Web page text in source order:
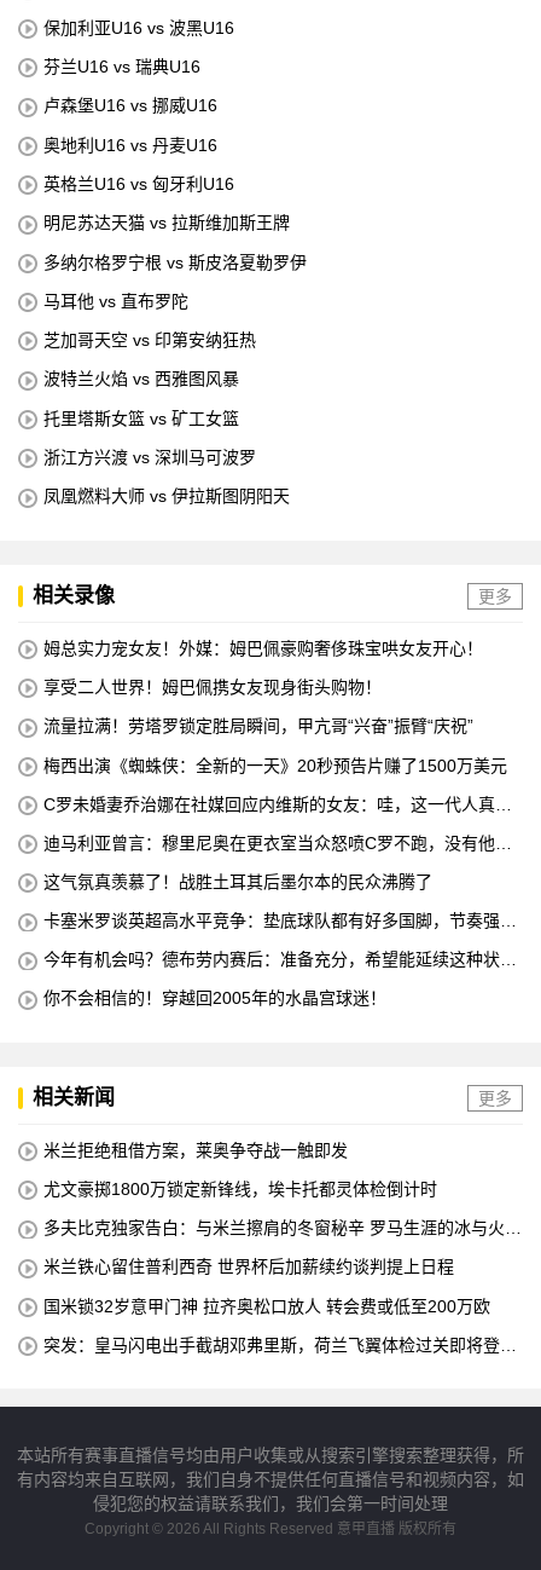
保加利亚U16 vs 波黑U16
芬兰U16 vs 瑞典U16
卢森堡U16 vs 挪威U16
奥地利U16 vs 丹麦U16
英格兰U16 vs 匈牙利U16
明尼苏达天猫 vs 拉斯维加斯王牌
多纳尔格罗宁根 vs 斯皮洛夏勒罗伊
马耳他 vs 直布罗陀
芝加哥天空 vs 印第安纳狂热
波特兰火焰 vs 西雅图风暴
托里塔斯女篮 vs 矿工女篮
浙江方兴渡 vs 深圳马可波罗
凤凰燃料大师 vs 伊拉斯图阴阳天
相关录像 更多
姆总实力宠女友！外媒：姆巴佩豪购奢侈珠宝哄女友开心！
享受二人世界！姆巴佩携女友现身街头购物！
流量拉满！劳塔罗锁定胜局瞬间，甲亢哥“兴奋”振臂“庆祝”
梅西出演《蜘蛛侠：全新的一天》20秒预告片赚了1500万美元
C罗未婚妻乔治娜在社媒回应内维斯的女友：哇，这一代人真劲
迪马利亚曾言：穆里尼奥在更衣室当众怒喷C罗不跑，没有他不
这气氛真羡慕了！战胜土耳其后墨尔本的民众沸腾了
卡塞米罗谈英超高水平竞争：垫底球队都有好多国脚，节奏强度
今年有机会吗？德布劳内赛后：准备充分，希望能延续这种状
你不会相信的！穿越回2005年的水晶宫球迷！
相关新闻 更多
米兰拒绝租借方案，莱奥争夺战一触即发
尤文豪掷1800万锁定新锋线，埃卡托都灵体检倒计时
多夫比克独家告白：与米兰擦肩的冬窗秘辛 罗马生涯的冰与火之
米兰铁心留住普利西奇 世界杯后加薪续约谈判提上日程
国米锁32岁意甲门神 拉齐奥松口放人 转会费或低至200万欧
突发：皇马闪电出手截胡邓弗里斯，荷兰飞翼体检过关即将登陆
本站所有赛事直播信号均由用户收集或从搜索引擎搜索整理获得，所
有内容均来自互联网，我们自身不提供任何直播信号和视频内容，如
侵犯您的权益请联系我们，我们会第一时间处理
Copyright © 2026 All Rights Reserved 意甲直播 版权所有